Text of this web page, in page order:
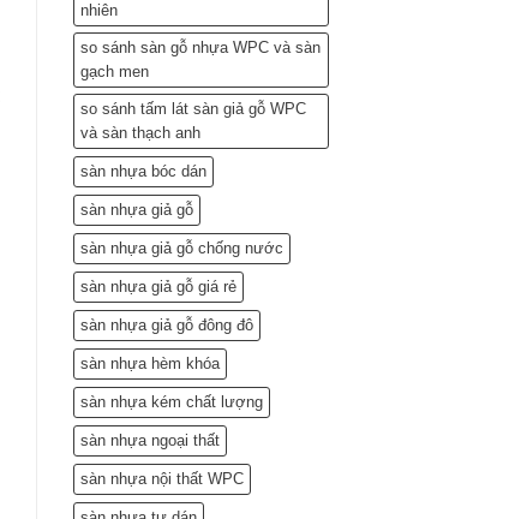
nhiên
so sánh sàn gỗ nhựa WPC và sàn
gạch men
so sánh tấm lát sàn giả gỗ WPC
và sàn thạch anh
sàn nhựa bóc dán
sàn nhựa giả gỗ
sàn nhựa giả gỗ chống nước
sàn nhựa giả gỗ giá rẻ
sàn nhựa giả gỗ đông đô
sàn nhựa hèm khóa
sàn nhựa kém chất lượng
sàn nhựa ngoại thất
sàn nhựa nội thất WPC